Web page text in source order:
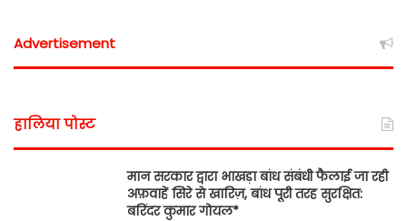
Advertisement
हालिया पोस्ट
मान सरकार द्वारा भाखड़ा बांध संबंधी फैलाई जा रही
अफ़वाहें सिरे से खारिज़, बांध पूरी तरह सुरक्षित:
बरिंदर कुमार गोयल*